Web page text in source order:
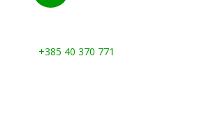
+385 40 370 771